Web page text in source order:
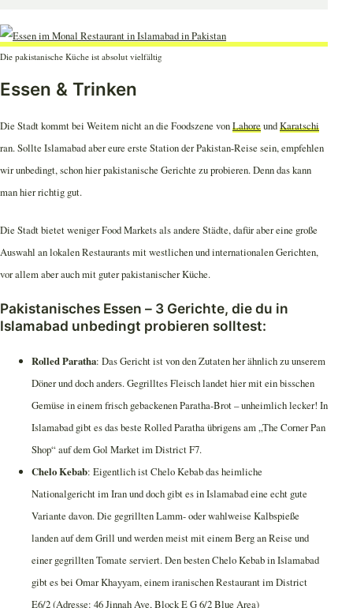
Die pakistanische Küche ist absolut vielfältig
Essen & Trinken
Die Stadt kommt bei Weitem nicht an die Foodszene vonLahoreundKaratschi
ran. Sollte Islamabad aber eure erste Station der Pakistan-Reise sein, empfehlen
wir unbedingt, schon hier pakistanische Gerichte zu probieren. Denn das kann
man hier richtig gut.
Die Stadt bietet weniger Food Markets als andere Städte, dafür aber eine große
Auswahl an lokalen Restaurants mit westlichen und internationalen Gerichten,
vor allem aber auch mit guter pakistanischer Küche.
Pakistanisches Essen – 3 Gerichte, die du in
Islamabad unbedingt probieren solltest:
Rolled Paratha: Das Gericht ist von den Zutaten her ähnlich zu unserem
Döner und doch anders. Gegrilltes Fleisch landet hier mit ein bisschen
Gemüse in einem frisch gebackenen Paratha-Brot – unheimlich lecker! In
Islamabad gibt es das beste Rolled Paratha übrigens am „The Corner Pan
Shop“ auf dem Gol Market im District F7.
Chelo Kebab: Eigentlich ist Chelo Kebab das heimliche
Nationalgericht im Iran und doch gibt es in Islamabad eine echt gute
Variante davon. Die gegrillten Lamm- oder wahlweise Kalbspieße
landen auf dem Grill und werden meist mit einem Berg an Reise und
einer gegrillten Tomate serviert. Den besten Chelo Kebab in Islamabad
gibt es bei Omar Khayyam, einem iranischen Restaurant im District
E6/2 (Adresse: 46 Jinnah Ave, Block E G 6/2 Blue Area)